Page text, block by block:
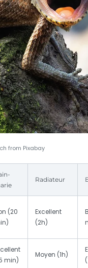
from Pixabay
Radiateur
(20
Excellent
(2h)
min)
Moyen (1h)